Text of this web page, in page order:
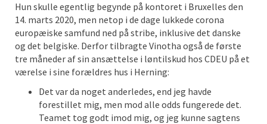
Hun skulle egentlig begynde på kontoret i Bruxelles den
14. marts 2020, men netop i de dage lukkede corona
europæiske samfund ned på stribe, inklusive det danske
og det belgiske. Derfor tilbragte Vinotha også de første
tre måneder af sin ansættelse i løntilskud hos CDEU på et
værelse i sine forældres hus i Herning:
Det var da noget anderledes, end jeg havde
forestillet mig, men mod alle odds fungerede det.
Teamet tog godt imod mig, og jeg kunne sagtens